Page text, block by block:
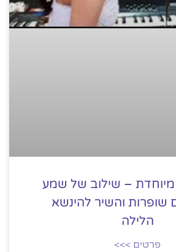
– שילוב של שמע
שופרות והשיר להינשא
הלילה
פרטים >>>